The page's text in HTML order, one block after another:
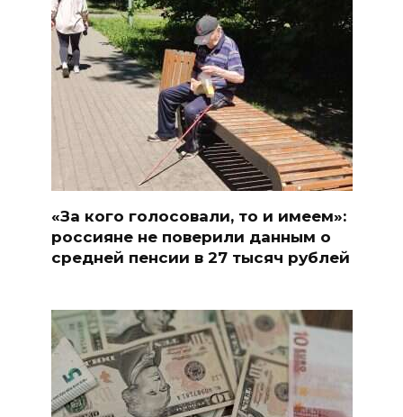
«За кого голосовали, то и имеем»:
россияне не поверили данным о
средней пенсии в 27 тысяч рублей